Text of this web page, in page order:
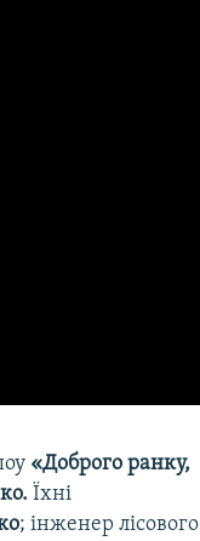
«Доброго ранку,
Їхні
; інженер лісового